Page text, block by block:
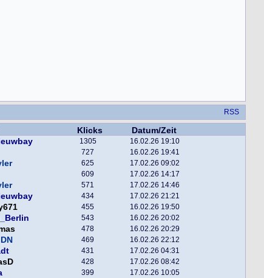
RSS
Klicks
Datum/Zeit
1305 16.02.26 19:10
727 16.02.26 19:41
625 17.02.26 09:02
609 17.02.26 14:17
571 17.02.26 14:46
434 17.02.26 21:21
455 16.02.26 19:50
543 16.02.26 20:02
478 16.02.26 20:29
469 16.02.26 22:12
431 17.02.26 04:31
428 17.02.26 08:42
399 17.02.26 10:05